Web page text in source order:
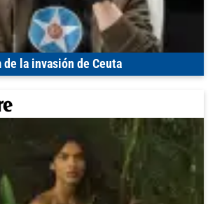
de la invasión de Ceuta